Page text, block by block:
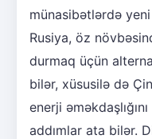
münasibətlərdə
Rusiya, öz
durmaq üçün
bilər, xüsusilə də
enerji
addımlar ata bilər.